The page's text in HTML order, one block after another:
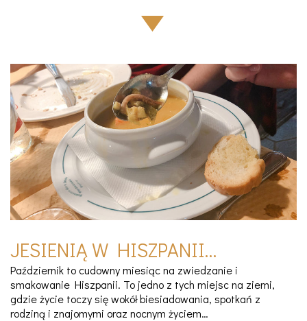
JESIENIĄ W HISZPANII…
Październik to cudowny miesiąc na zwiedzanie i
smakowanie Hiszpanii. To jedno z tych miejsc na ziemi,
gdzie życie toczy się wokół biesiadowania, spotkań z
rodziną i znajomymi oraz nocnym życiem…